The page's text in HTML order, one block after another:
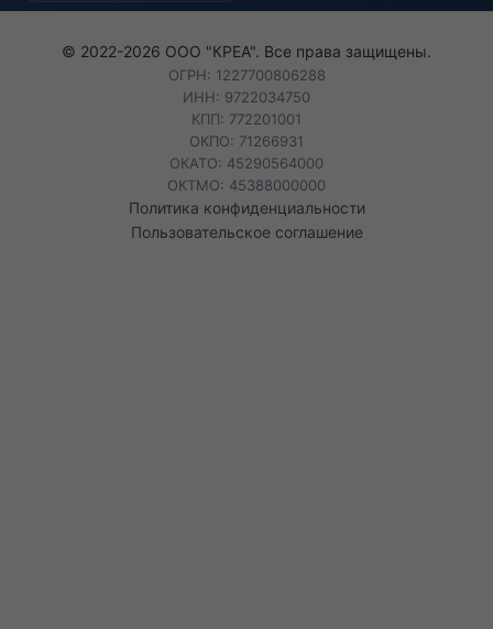
© 2022-2026 ООО "КРЕА". Все права защищены.
ОГРН: 1227700806288
ИНН: 9722034750
КПП: 772201001
ОКПО: 71266931
ОКАТО: 45290564000
ОКТМО: 45388000000
Политика конфиденциальности
Пользовательское соглашение